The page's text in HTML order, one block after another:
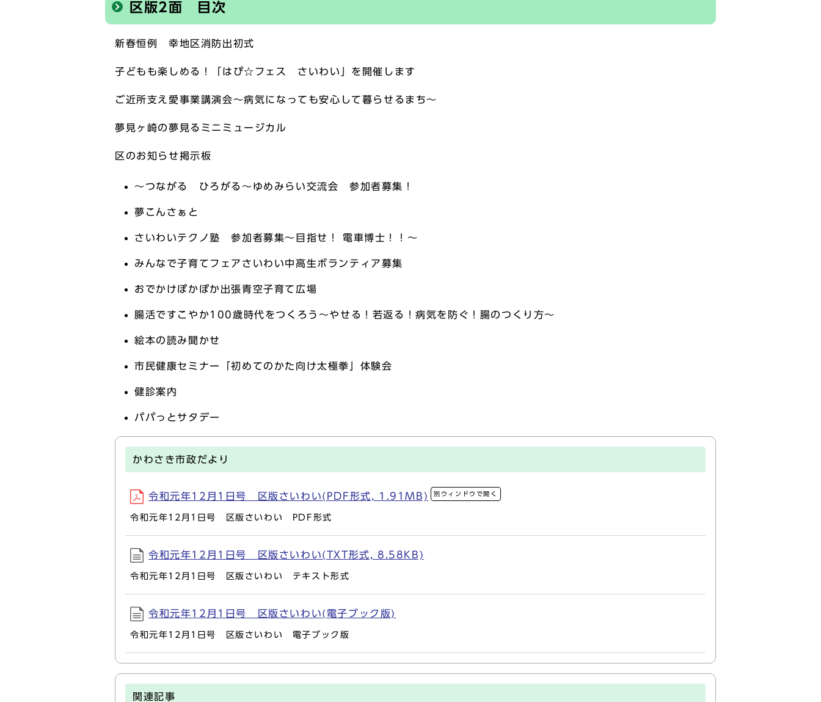
区版2面 目次
新春恒例 幸地区消防出初式
子どもも楽しめる！「はぴ☆フェス さいわい」を開催します
ご近所支え愛事業講演会～病気になっても安心して暮らせるまち～
夢見ヶ崎の夢見るミニミュージカル
区のお知らせ掲示板
～つながる ひろがる～ゆめみらい交流会 参加者募集！
夢こんさぁと
さいわいテクノ塾 参加者募集～目指せ！ 電車博士！！～
みんなで子育てフェアさいわい中高生ボランティア募集
おでかけぽかぽか出張青空子育て広場
腸活ですこやか100歳時代をつくろう～やせる！若返る！病気を防ぐ！腸のつくり方～
絵本の読み聞かせ
市民健康セミナー「初めてのかた向け太極拳」体験会
健診案内
パパっとサタデー
かわさき市政だより
令和元年12月1日号 区版さいわい(PDF形式, 1.91MB) 別ウィンドウで開く
令和元年12月1日号 区版さいわい PDF形式
令和元年12月1日号 区版さいわい(TXT形式, 8.58KB)
令和元年12月1日号 区版さいわい テキスト形式
令和元年12月1日号 区版さいわい(電子ブック版)
令和元年12月1日号 区版さいわい 電子ブック版
関連記事